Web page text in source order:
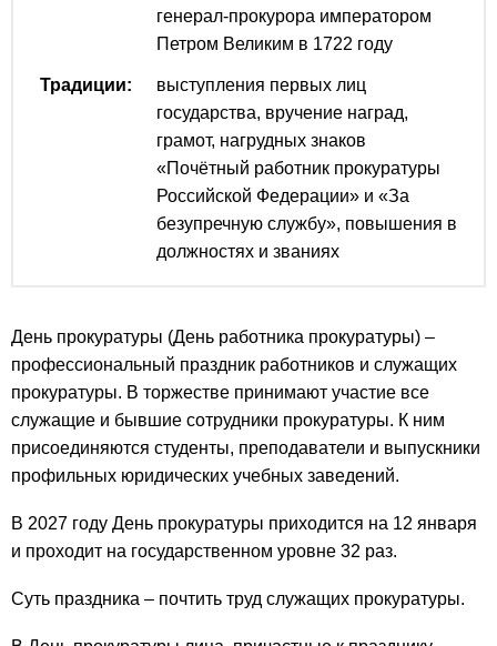
генерал-прокурора императором
Петром Великим в 1722 году
Традиции:
выступления первых лиц
государства, вручение наград,
грамот, нагрудных знаков
«Почётный работник прокуратуры
Российской Федерации» и «За
безупречную службу», повышения в
должностях и званиях
День прокуратуры (День работника прокуратуры) –
профессиональный праздник работников и служащих
прокуратуры. В торжестве принимают участие все
служащие и бывшие сотрудники прокуратуры. К ним
присоединяются студенты, преподаватели и выпускники
профильных юридических учебных заведений.
В 2027 году День прокуратуры приходится на 12 января
и проходит на государственном уровне 32 раз.
Суть праздника – почтить труд служащих прокуратуры.